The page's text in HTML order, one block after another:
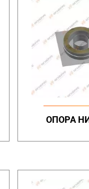
ОПОРА